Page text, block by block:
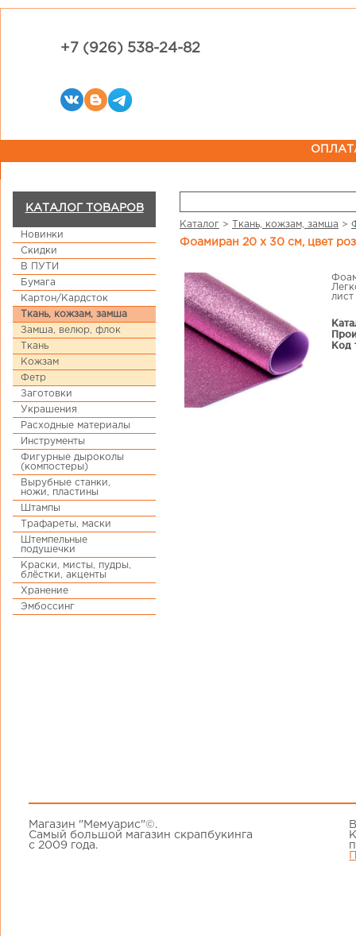
+7 (926) 538-24-82
КАТАЛОГ ТОВАРОВ
Новинки
Скидки
В ПУТИ
Бумага
Картон/Кардсток
Ткань, кожзам, замша
Замша, велюр, флок
Ткань
Кожзам
Фетр
Заготовки
Украшения
Расходные материалы
Инструменты
Фигурные дыроколы
(компостеры)
Вырубные станки,
ножи, пластины
Штампы
Трафареты, маски
Штемпельные
подушечки
Краски, мисты, пудры,
блёстки, акценты
Хранение
Эмбоссинг
Каталог > Ткань, кожзам, замша >
Фоамиран 20 х 30 см, цвет
Код
Магазин "Мемуарис"©.
Самый большой магазин скрапбукинга
с 2009 года.